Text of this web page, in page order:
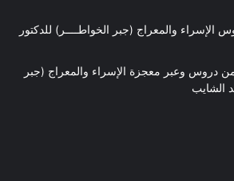
المرضية عند الله (عزّ
(صلى الله عليه وسلم):
ثَلَاثًا، وَيَكْرَهُ لَكُمْ ثَلَاثًا،
تَعْبُدُوهُ، وَلَا تُشْرِكُوا بِهِ
الْمَالِ) (اللفظ لمسلم).
والمعراج (جبر الخواطــــر) للدكتور
دروس وعبر معجزة الإسراء والمعراج (جبر
الشايب